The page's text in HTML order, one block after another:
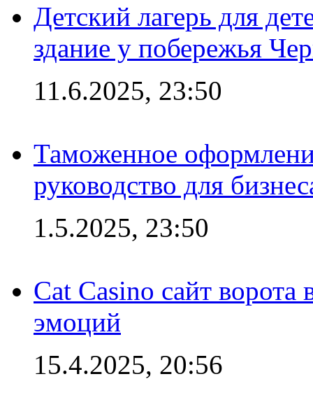
Детский лагерь для
здание у побережья
11.6.2025, 23:50
Таможенное
руководство для
1.5.2025, 23:50
Cat Casino сайт
эмоций
15.4.2025, 20:56